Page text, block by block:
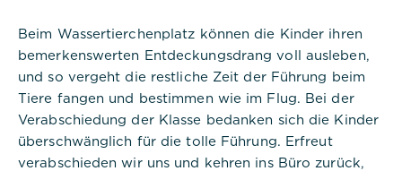
Beim Wassertierchenplatz können die Kinder ihren
bemerkenswerten Entdeckungsdrang voll ausleben,
und so vergeht die restliche Zeit der Führung beim
Tiere fangen und bestimmen wie im Flug. Bei der
Verabschiedung der Klasse bedanken sich die Kinder
überschwänglich für die tolle Führung. Erfreut
verabschieden wir uns und kehren ins Büro zurück,